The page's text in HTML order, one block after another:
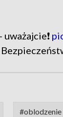
#oblodzenie